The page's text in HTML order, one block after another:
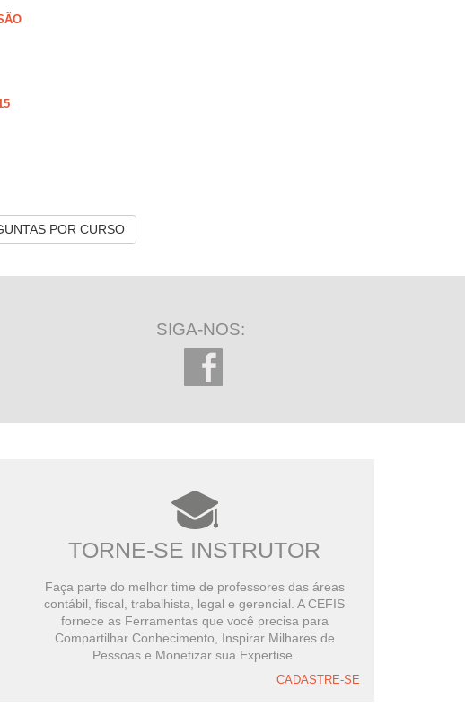
POR CURSO
SIGA-NOS:
TORNE-SE INSTRUTOR
Faça parte do melhor time de professores das áreas
contábil, fiscal, trabalhista, legal e gerencial. A CEFIS
fornece as Ferramentas que você precisa para
Compartilhar Conhecimento, Inspirar Milhares de
Pessoas e Monetizar sua Expertise.
CADASTRE-SE